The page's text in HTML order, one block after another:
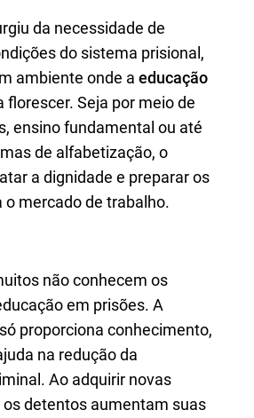
da necessidade de
do sistema prisional,
ambiente onde a educação
florescer. Seja por meio de
ensino fundamental ou até
de alfabetização, o
a dignidade e preparar os
o mercado de trabalho.
não conhecem os
em prisões. A
proporciona conhecimento,
na redução da
Ao adquirir novas
detentos aumentam suas